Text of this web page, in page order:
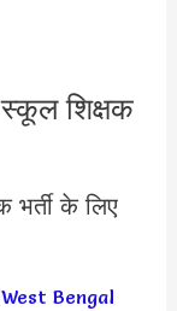
शिक्षक
भर्ती के लिए
West Bengal